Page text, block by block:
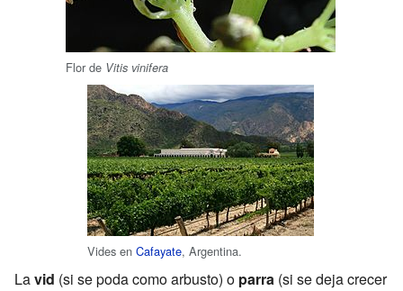
Flor de Vitis vinifera
Vides en Cafayate, Argentina.
Lavid (si se poda como arbusto) o parra (si se deja crecer